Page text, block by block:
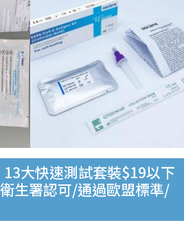
13大快速測試套裝$19以下
生署認可/通過歐盟標準/